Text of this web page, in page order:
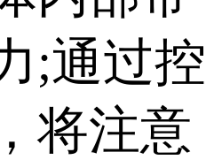
;通过控
将注意